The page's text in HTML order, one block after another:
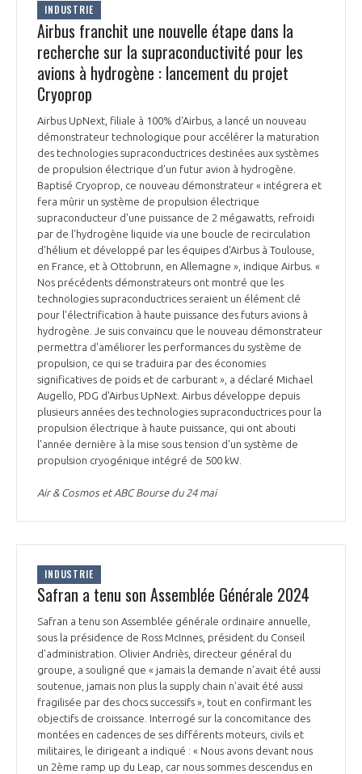
EMPLOI & FORMATION
ENVIRONNEMENT
INNOVATION
INTERNATIONALISATION
DOCUMENTS & BROCHURES
RAPPORTS D'ACTIVITÉS
INDUSTRIE
Airbus franchit une nouvelle étape dans la
recherche sur la supraconductivité pour les
avions à hydrogène : lancement du projet
Cryoprop
Airbus UpNext, filiale à 100% d'Airbus, a lancé un nouveau
démonstrateur technologique pour accélérer la maturation
des technologies supraconductrices destinées aux systèmes
de propulsion électrique d'un futur avion à hydrogène.
Baptisé Cryoprop, ce nouveau démonstrateur « intégrera et
fera mûrir un système de propulsion électrique
supraconducteur d'une puissance de 2 mégawatts, refroidi
par de l'hydrogène liquide via une boucle de recirculation
d'hélium et développé par les équipes d'Airbus à Toulouse,
en France, et à Ottobrunn, en Allemagne », indique Airbus. «
Nos précédents démonstrateurs ont montré que les
technologies supraconductrices seraient un élément clé
pour l'électrification à haute puissance des futurs avions à
hydrogène. Je suis convaincu que le nouveau démonstrateur
permettra d'améliorer les performances du système de
propulsion, ce qui se traduira par des économies
significatives de poids et de carburant », a déclaré Michael
Augello, PDG d'Airbus UpNext. Airbus développe depuis
plusieurs années des technologies supraconductrices pour la
propulsion électrique à haute puissance, qui ont abouti
l'année dernière à la mise sous tension d'un système de
propulsion cryogénique intégré de 500 kW.
Air & Cosmos et ABC Bourse du 24 mai
INDUSTRIE
Safran a tenu son Assemblée Générale 2024
Safran a tenu son Assemblée générale ordinaire annuelle,
sous la présidence de Ross McInnes, président du Conseil
d'administration. Olivier Andriès, directeur général du
groupe, a souligné que « jamais la demande n’avait été aussi
soutenue, jamais non plus la supply chain n’avait été aussi
fragilisée par des chocs successifs », tout en confirmant les
objectifs de croissance. Interrogé sur la concomitance des
montées en cadences de ses différents moteurs, civils et
militaires, le dirigeant a indiqué : « Nous avons devant nous
un 2ème ramp up du Leap, car nous sommes descendus en